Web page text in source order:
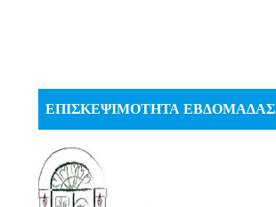
ΕΠΙΣΚΕΨΙΜΟΤΗΤΑ ΕΒΔΟΜΑΔΑΣ